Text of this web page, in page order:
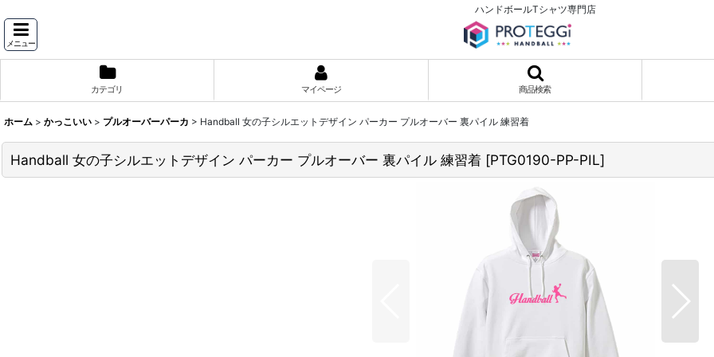
ハンドボールTシャツ専門店
メニュー
カテゴリ マイページ 商品検索
ホーム > かっこいい > プルオーバーパーカ > Handball 女の子シルエットデザイン パーカー プルオーバー 裏パイル 練習着
Handball 女の子シルエットデザイン パーカー プルオーバー 裏パイル 練習着 [PTG0190-PP-PIL]